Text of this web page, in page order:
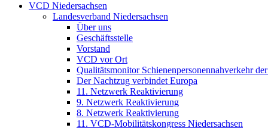
VCD Niedersachsen
Landesverband Niedersachsen
Über uns
Geschäftsstelle
Vorstand
VCD vor Ort
Qualitätsmonitor Schienenpersonennahverkehr
Der Nachtzug verbindet Europa
11. Netzwerk Reaktivierung
9. Netzwerk Reaktivierung
8. Netzwerk Reaktivierung
11. VCD-Mobilitätskongress Niedersachsen